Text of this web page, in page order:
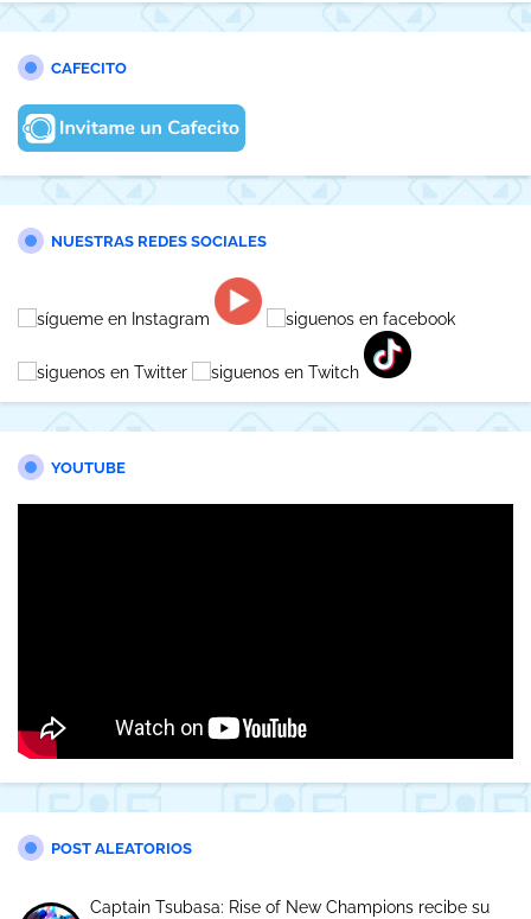
CAFECITO
NUESTRAS REDES SOCIALES
YOUTUBE
POST ALEATORIOS
Captain Tsubasa: Rise of New Champions recibe su